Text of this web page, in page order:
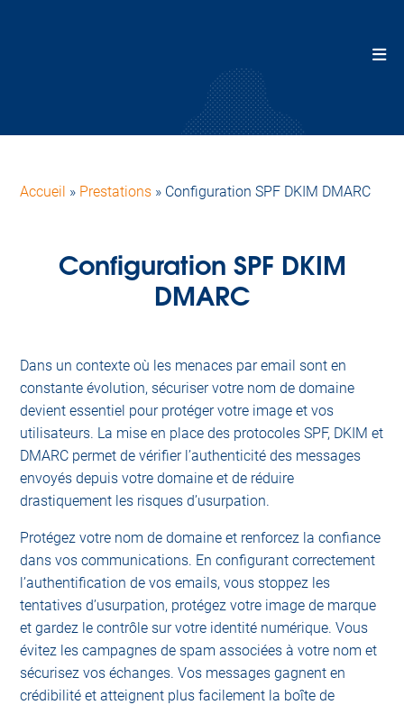
Accueil » Prestations » Configuration SPF DKIM DMARC
Configuration SPF DKIM
DMARC
Dans un contexte où les menaces par email sont en
constante évolution, sécuriser votre nom de domaine
devient essentiel pour protéger votre image et vos
utilisateurs. La mise en place des protocoles SPF, DKIM et
DMARC permet de vérifier l’authenticité des messages
envoyés depuis votre domaine et de réduire
drastiquement les risques d’usurpation.
Protégez votre nom de domaine et renforcez la confiance
dans vos communications. En configurant correctement
l’authentification de vos emails, vous stoppez les
tentatives d’usurpation, protégez votre image de marque
et gardez le contrôle sur votre identité numérique. Vous
évitez les campagnes de spam associées à votre nom et
sécurisez vos échanges. Vos messages gagnent en
crédibilité et atteignent plus facilement la boîte de